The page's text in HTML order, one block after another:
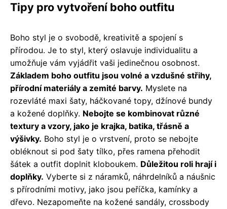
Tipy pro vytvoření boho outfitu
Boho styl je o svobodě, kreativitě a spojení s
přírodou. Je to styl, který oslavuje individualitu a
umožňuje vám vyjádřit vaši jedinečnou osobnost.
Základem boho outfitu jsou volné a vzdušné střihy,
přírodní materiály a zemité barvy. Myslete na
rozevláté maxi šaty, háčkované topy, džínové bundy
a kožené doplňky. Nebojte se kombinovat různé
textury a vzory, jako je krajka, batika, třásně a
výšivky. Boho styl je o vrstvení, proto se nebojte
obléknout si pod šaty tílko, přes ramena přehodit
šátek a outfit doplnit kloboukem. Důležitou roli hrají i
doplňky. Vyberte si z náramků, náhrdelníků a náušnic
s přírodními motivy, jako jsou peříčka, kamínky a
dřevo. Nezapomeňte na kožené sandály, crossbody